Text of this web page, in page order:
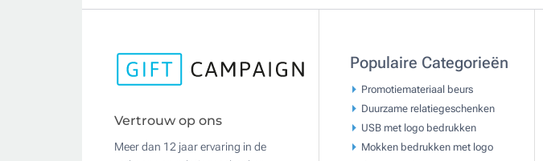
Vertrouw op ons
Meer dan 12 jaar ervaring in de
Populaire Categorieën
Promotiemateriaal beurs
Duurzame relatiegeschenken
USB met logo bedrukken
Mokken bedrukken met logo